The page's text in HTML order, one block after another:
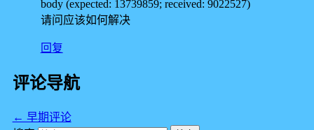
body (expected: 13739859; received: 9022527)
请问应该如何解决
回复
评论导航
← 早期评论